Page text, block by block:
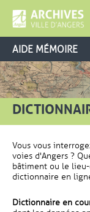
AIDE MÉMOIRE
Vous vous
voies d'Angers ?
bâtiment ou le
dictionnaire en
Dictionnaire en